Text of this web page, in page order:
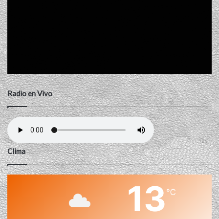
Radio en Vivo
Clima
13℃